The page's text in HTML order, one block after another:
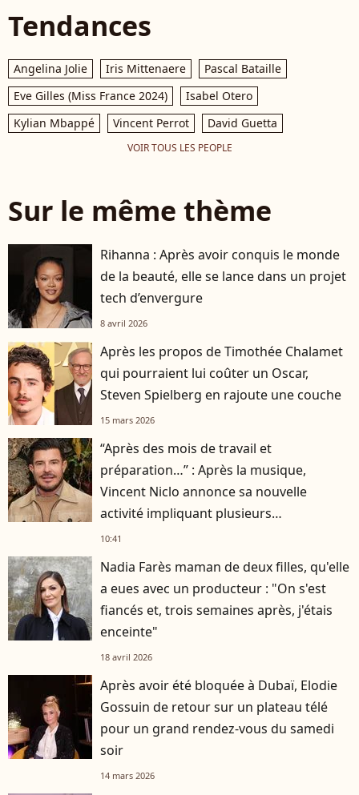
Tendances
Angelina Jolie Iris Mittenaere
Pascal Bataille
Eve Gilles (Miss France 2024)
Isabel Otero
Kylian Mbappé
Vincent Perrot David Guetta
VOIR TOUS LES PEOPLE
Sur le même thème
Rihanna : Après avoir conquis le monde
de la beauté, elle se lance dans un projet
tech d’envergure
8 avril 2026
Après les propos de Timothée Chalamet
qui pourraient lui coûter un Oscar,
Steven Spielberg en rajoute une couche
15 mars 2026
“Après des mois de travail et
préparation…” : Après la musique,
Vincent Niclo annonce sa nouvelle
activité impliquant plusieurs
personnalités
10:41
Nadia Farès maman de deux filles, qu'elle
a eues avec un producteur : "On s'est
fiancés et, trois semaines après, j'étais
enceinte"
18 avril 2026
Après avoir été bloquée à Dubaï, Elodie
Gossuin de retour sur un plateau télé
pour un grand rendez-vous du samedi
soir
14 mars 2026